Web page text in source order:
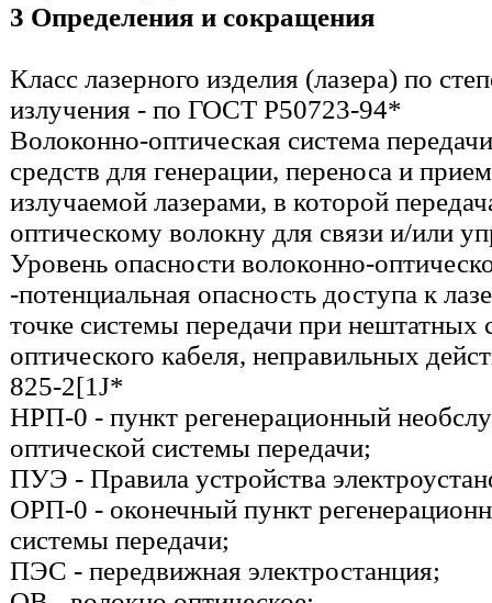
3 Определения и сокращения
Класс лазерного изделия (лазера) по
излучения - по ГОСТ Р50723-94*
Волоконно-оптическая система
средств для генерации, переноса и
излучаемой лазерами, в которой
оптическому волокну для связи и/или
Уровень опасности волоконно-
-потенциальная опасность доступа к
точке системы передачи при нештатных
оптического кабеля, неправильных
825-2[1J*
НРП-0 - пункт регенерационный
оптической системы передачи;
ПУЭ - Правила устройства
ОРП-0 - оконечный пункт
системы передачи;
ПЭС - передвижная электростанция;